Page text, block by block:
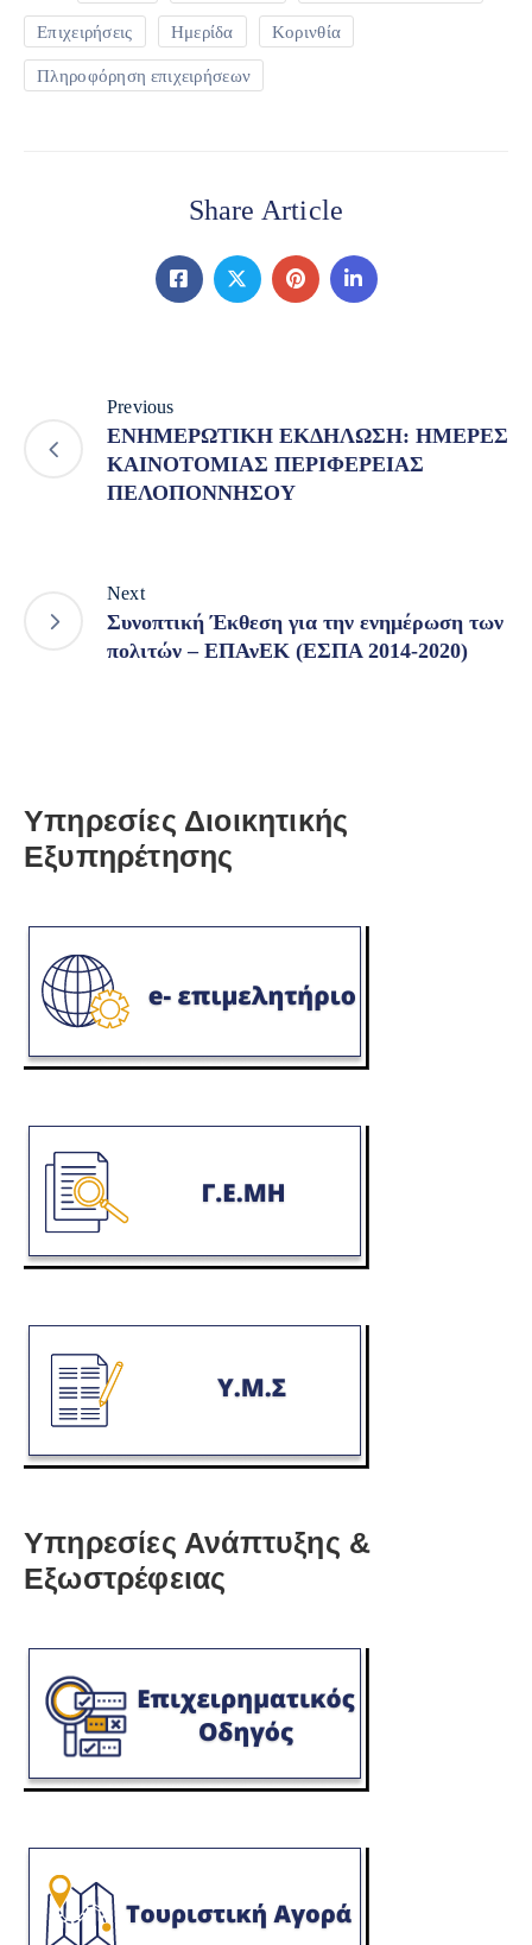
Επιχειρήσεις Ημερίδα Κορινθία
Πληροφόρηση επιχειρήσεων
Share Article
Previous
ΕΝΗΜΕΡΩΤΙΚΗ ΕΚΔΗΛΩΣΗ: ΗΜΕΡΕΣ
ΚΑΙΝΟΤΟΜΙΑΣ ΠΕΡΙΦΕΡΕΙΑΣ
ΠΕΛΟΠΟΝΝΗΣΟΥ
Next
Συνοπτική Έκθεση για την ενημέρωση των
πολιτών – ΕΠΑνΕΚ (ΕΣΠΑ 2014-2020)
Υπηρεσίες Διοικητικής
Εξυπηρέτησης
Υπηρεσίες Ανάπτυξης &
Εξωστρέφειας